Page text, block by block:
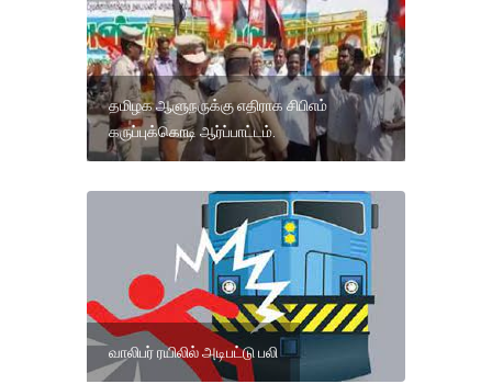
தமிழக ஆளுநருக்கு எதிராக சிபிஎம்
கருப்புக்கொடி ஆர்ப்பாட்டம்.
வாலிபர் ரயிலில் அடிபட்டு பலி